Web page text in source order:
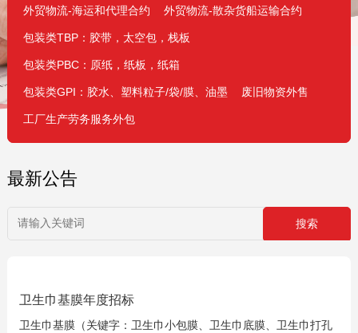
外贸物流-海运和代理合约 外贸物流-散杂货船运输合约
包装类TBP：胶带，太空包，栈板
包装类PBC：原纸，纸板，纸箱
包装类GPI：胶水、塑料粒子/袋/膜、油墨 废旧物资外售
工厂生产劳务服务外包
最新公告
卫生巾基膜年度招标
卫生巾基膜（关键字：卫生巾小包膜、卫生巾底膜、卫生巾打孔